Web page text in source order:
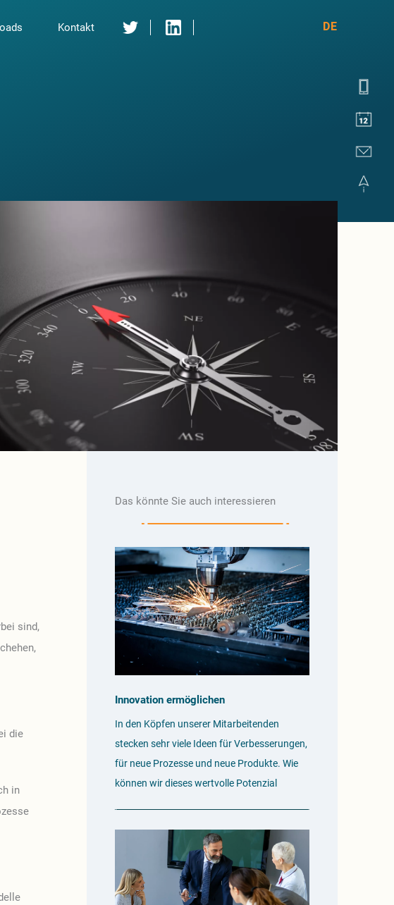
Kontakt DE
sind,
die
in
Das könnte Sie auch interessieren
Innovation ermöglichen
In den Köpfen unserer Mitarbeitenden
stecken sehr viele Ideen für Verbesserungen,
für neue Prozesse und neue Produkte. Wie
können wir dieses wertvolle Potenzial